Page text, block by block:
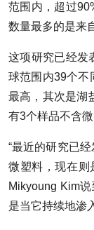
范围内，超过
数量最多的是来
这项研究已经发
球范围内39个不
最高，其次是湖
有3个样品不含
“最近的研究已
微塑料，现在则
Mikyoung Kim
是当它持续地渗